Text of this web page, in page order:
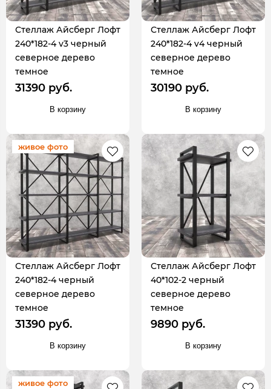
Стеллаж Айсберг Лофт
240*182-4 v3 черный
северное дерево
темное
31390 руб.
В корзину
Стеллаж Айсберг Лофт
240*182-4 v4 черный
северное дерево
темное
30190 руб.
В корзину
живое фото
Стеллаж Айсберг Лофт
240*182-4 черный
северное дерево
темное
31390 руб.
В корзину
Стеллаж Айсберг Лофт
40*102-2 черный
северное дерево
темное
9890 руб.
В корзину
живое фото